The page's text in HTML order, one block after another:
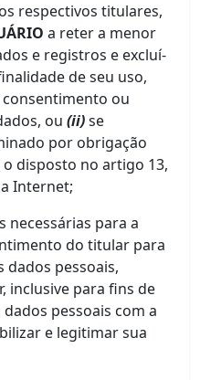
respectivos titulares,
a reter a menor
e registros e excluí-
de seu uso,
ou
ou (ii)se
por obrigação
disposto no artigo 13,
Internet;
necessárias para a
do titular para
dados pessoais,
inclusive para fins de
pessoais com a
e legitimar sua